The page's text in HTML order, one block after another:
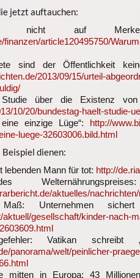
jetzt auftauchen:
nicht auf
finanzen/article120495750/
sind der Öffentlichkeit
2013/09/15/urteil-
Studie über die Existenz
10/20/bundestag-haelt-studie-
eine einzige Lüge“: http://
luege-32603006.bild.html
dienen:
lebenden Mann für tot: http://
aktuelles/
Unternehmen
aktuell/gesellschaft/kinder-nach-
Vatikan
panorama/welt/peinlicher-
mitten in Europa: 43